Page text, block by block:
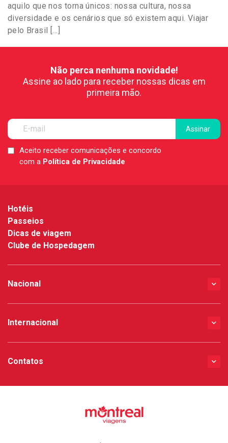
aquilo que nos torna únicos: nossa cultura, nossa
diversidade e os cenários que só existem aqui. Viajar
pelo Brasil […]
Não perca nenhuma novidade!
Assine ao lado para receber nossas dicas em
primeira mão.
LGPDAceito receber comunicações e concordo
com a Política de Privacidade
Hotéis
Passeios
Dicas de viagem
Clube de Hospedagem
Nacional
Internacional
Contatos